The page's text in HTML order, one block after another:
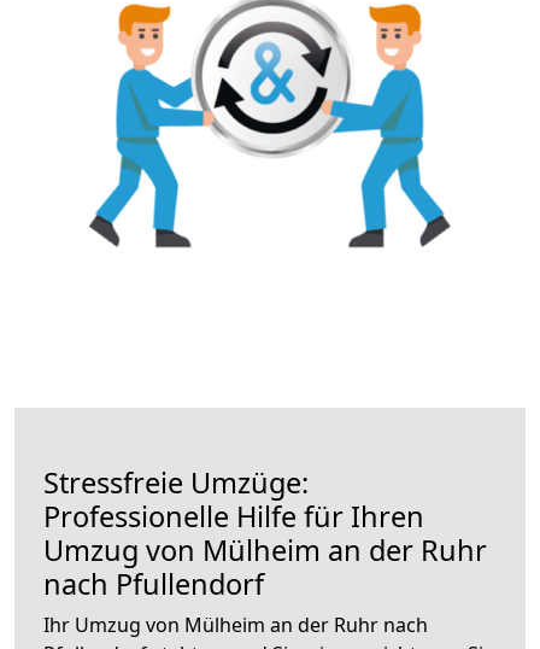
Stressfreie Umzüge:
Professionelle Hilfe für Ihren
Umzug von Mülheim an der Ruhr
nach Pfullendorf
Ihr Umzug von Mülheim an der Ruhr nach